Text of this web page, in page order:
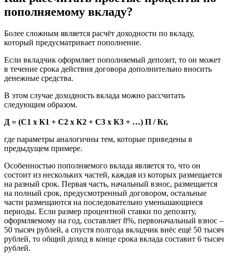
пополняемому вкладу?
Более сложным является расчёт доходности по вкладу,
который предусматривает пополнение.
Если вкладчик оформляет пополняемый депозит, то он может
в течение срока действия договора дополнительно вносить
денежные средства.
В этом случае доходность вклада можно рассчитать
следующим образом.
Д = (С1 x К1 + С2 x К2 + С3 x К3 + …) П / Кг,
где параметры аналогичны тем, которые приведены в
предыдущем примере.
Особенностью пополняемого вклада является то, что он
состоит из нескольких частей, каждая из которых размещается
на разный срок. Первая часть, начальный взнос, размещается
на полный срок, предусмотренный договором, остальные
части размещаются на последовательно уменьшающиеся
периоды. Если размер процентной ставки по депозиту,
оформляемому на год, составляет 8%, первоначальный взнос –
50 тысяч рублей, а спустя полгода вкладчик внёс ещё 50 тысяч
рублей, то общий доход в конце срока вклада составит 6 тысяч
рублей.